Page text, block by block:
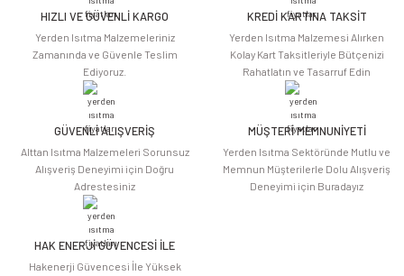
Ürün açıklamasında eksik bilgiler bulunuyor.
Ürün bilgilerinde hatalar bulunuyor.
Ürün fiyatı diğer sitelerden daha pahalı.
Bu ürüne benzer farklı alternatifler olmalı.
HIZLI VE GÜVENLİ KARGO
Yerden Isıtma Malzemeleriniz
Zamanında ve Güvenle Teslim
Ediyoruz.
KREDİ KARTINA TAKSİT
Yerden Isıtma Malzemesi Alırken
Kolay Kart Taksitleriyle Bütçenizi
Rahatlatın ve Tasarruf Edin
GÜVENLİ ALIŞVERİŞ
Alttan Isıtma Malzemeleri Sorunsuz
Alışveriş Deneyimi için Doğru
Adrestesiniz
MÜŞTERİ MEMNUNİYETİ
Yerden Isıtma Sektöründe Mutlu ve
Memnun Müşterilerle Dolu Alışveriş
Deneyimi için Buradayız
HAK ENERJİ GÜVENCESİ İLE
Hakenerji Güvencesi İle Yüksek